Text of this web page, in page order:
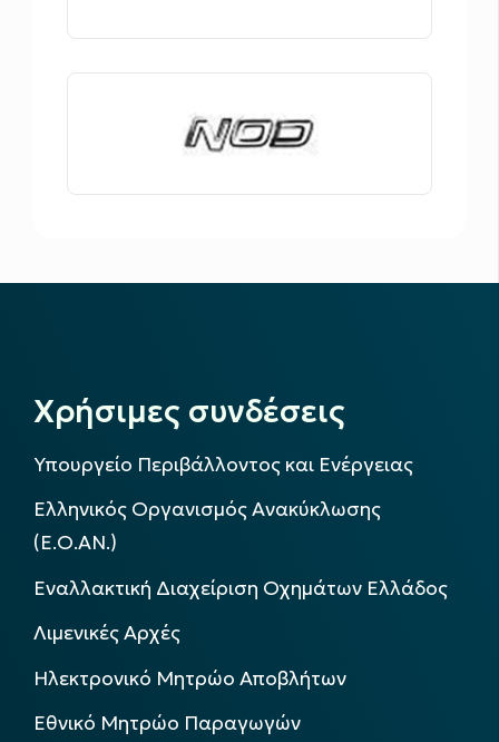
Χρήσιμες συνδέσεις
Υπουργείο Περιβάλλοντος και Ενέργειας
Ελληνικός Οργανισμός Ανακύκλωσης
(Ε.Ο.ΑΝ.)
Εναλλακτική Διαχείριση Οχημάτων Ελλάδος
Λιμενικές Αρχές
Ηλεκτρονικό Μητρώο Αποβλήτων
Εθνικό Μητρώο Παραγωγών